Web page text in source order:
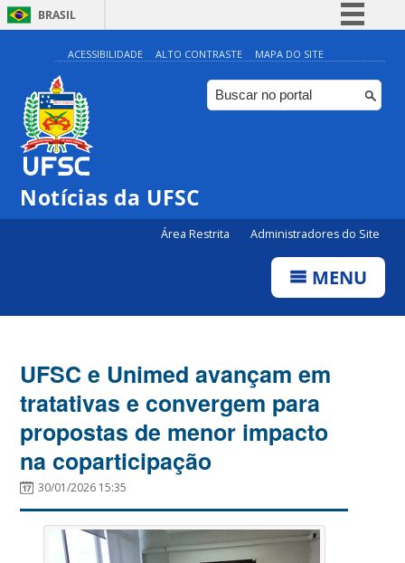
BRASIL
Simplifique!
Comunica BR
Participe
ACESSIBILIDADE ALTO CONTRASTE MAPA DO SITE
Notícias da UFSC
Área Restrita Administradores do Site
MENU
UFSC e Unimed avançam em
tratativas e convergem para
propostas de menor impacto
na coparticipação
30/01/2026 15:35